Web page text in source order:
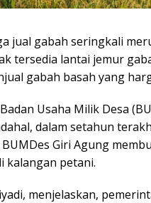
jual gabah seringkali
tersedia lantai jemur
gabah basah yang
Usaha Milik Desa
dalam setahun
Giri Agung
kalangan petani.
menjelaskan,